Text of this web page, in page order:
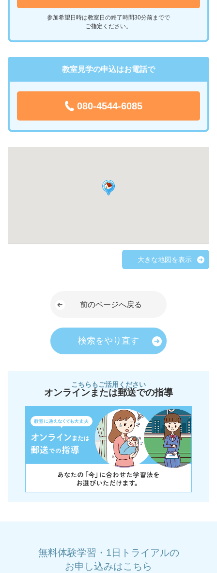
参加希望日時は教室日の終了時間30分前までで
ご指定ください。
教室見学の申込はお電話で
080-4544-6085
大きな地図を表示
前のページへ戻る
検索をやり直す
こちらもご活用ください
オンラインまたは郵送での指導
無料体験学習・1日トライアルの
お申し込みはこちら